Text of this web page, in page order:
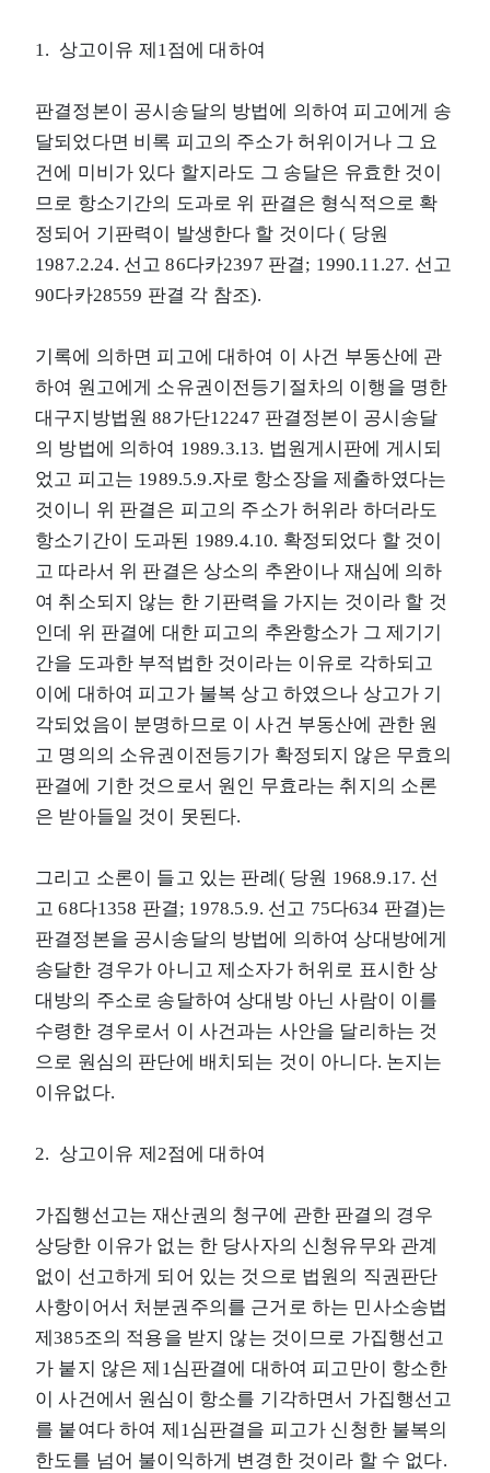
1. 상고이유 제1점에 대하여
판결정본이 공시송달의 방법에 의하여 피고에게 송
달되었다면 비록 피고의 주소가 허위이거나 그 요
건에 미비가 있다 할지라도 그 송달은 유효한 것이
므로 항소기간의 도과로 위 판결은 형식적으로 확
정되어 기판력이 발생한다 할 것이다 ( 당원
1987.2.24. 선고 86다카2397 판결; 1990.11.27. 선고
90다카28559 판결 각 참조).
기록에 의하면 피고에 대하여 이 사건 부동산에 관
하여 원고에게 소유권이전등기절차의 이행을 명한
대구지방법원 88가단12247 판결정본이 공시송달
의 방법에 의하여 1989.3.13. 법원게시판에 게시되
었고 피고는 1989.5.9.자로 항소장을 제출하였다는
것이니 위 판결은 피고의 주소가 허위라 하더라도
항소기간이 도과된 1989.4.10. 확정되었다 할 것이
고 따라서 위 판결은 상소의 추완이나 재심에 의하
여 취소되지 않는 한 기판력을 가지는 것이라 할 것
인데 위 판결에 대한 피고의 추완항소가 그 제기기
간을 도과한 부적법한 것이라는 이유로 각하되고
이에 대하여 피고가 불복 상고 하였으나 상고가 기
각되었음이 분명하므로 이 사건 부동산에 관한 원
고 명의의 소유권이전등기가 확정되지 않은 무효의
판결에 기한 것으로서 원인 무효라는 취지의 소론
은 받아들일 것이 못된다.
그리고 소론이 들고 있는 판례( 당원 1968.9.17. 선
고 68다1358 판결; 1978.5.9. 선고 75다634 판결)는
판결정본을 공시송달의 방법에 의하여 상대방에게
송달한 경우가 아니고 제소자가 허위로 표시한 상
대방의 주소로 송달하여 상대방 아닌 사람이 이를
수령한 경우로서 이 사건과는 사안을 달리하는 것
으로 원심의 판단에 배치되는 것이 아니다. 논지는
이유없다.
2. 상고이유 제2점에 대하여
가집행선고는 재산권의 청구에 관한 판결의 경우
상당한 이유가 없는 한 당사자의 신청유무와 관계
없이 선고하게 되어 있는 것으로 법원의 직권판단
사항이어서 처분권주의를 근거로 하는 민사소송법
제385조의 적용을 받지 않는 것이므로 가집행선고
가 붙지 않은 제1심판결에 대하여 피고만이 항소한
이 사건에서 원심이 항소를 기각하면서 가집행선고
를 붙여다 하여 제1심판결을 피고가 신청한 불복의
한도를 넘어 불이익하게 변경한 것이라 할 수 없다.